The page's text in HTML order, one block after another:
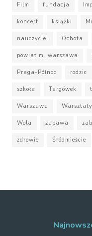
Film fundacja
koncert książki
nauczyciel Ochota
powiat m. warszawa
Praga-Północ rodzic
szkoła Targówek
Warszawa Warsztaty
Wola zabawa
zdrowie Śródmieście